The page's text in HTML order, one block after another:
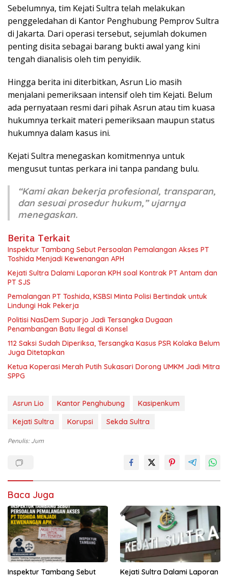
Sebelumnya, tim Kejati Sultra telah melakukan
penggeledahan di Kantor Penghubung Pemprov Sultra
di Jakarta. Dari operasi tersebut, sejumlah dokumen
penting disita sebagai barang bukti awal yang kini
tengah dianalisis oleh tim penyidik.
Hingga berita ini diterbitkan, Asrun Lio masih
menjalani pemeriksaan intensif oleh tim Kejati. Belum
ada pernyataan resmi dari pihak Asrun atau tim kuasa
hukumnya terkait materi pemeriksaan maupun status
hukumnya dalam kasus ini.
Kejati Sultra menegaskan komitmennya untuk
mengusut tuntas perkara ini tanpa pandang bulu.
“Kami akan bekerja profesional, transparan,
dan sesuai prosedur hukum,” ujarnya
menegaskan.
Berita Terkait
Inspektur Tambang Sebut Persoalan Pemalangan Akses PT
Toshida Menjadi Kewenangan APH
Kejati Sultra Dalami Laporan KPH soal Kontrak PT Antam dan
PT SJS
Pemalangan PT Toshida, KSBSI Minta Polisi Bertindak untuk
Lindungi Hak Pekerja
Politisi NasDem Suparjo Jadi Tersangka Dugaan
Penambangan Batu Ilegal di Konsel
112 Saksi Sudah Diperiksa, Tersangka Kasus PSR Kolaka Belum
Juga Ditetapkan
Ketua Koperasi Merah Putih Sukasari Dorong UMKM Jadi Mitra
SPPG
Asrun Lio Kantor Penghubung
Kasipenkum
Kejati Sultra
Korupsi Sekda Sultra
Penulis: Jum
Baca Juga
Inspektur Tambang Sebut
Kejati Sultra Dalami Laporan